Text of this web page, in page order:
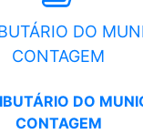
DO
CONTAGEM
DO
CONTAGEM